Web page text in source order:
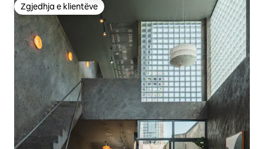
Zgjedhja e klientëve
Zgjedhja e klientëve